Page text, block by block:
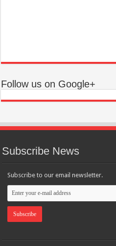
Follow us on Google+
Subscribe News
Subscribe to our email newsletter.